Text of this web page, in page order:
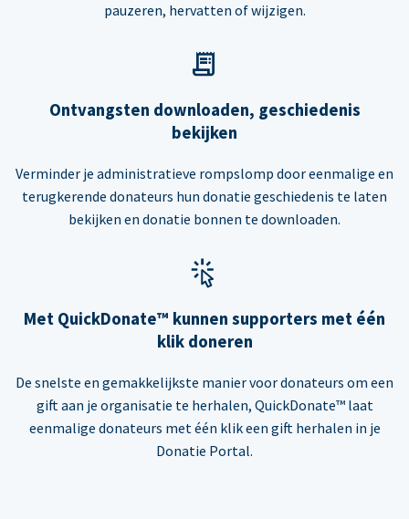
pauzeren, hervatten of wijzigen.
Ontvangsten downloaden, geschiedenis
bekijken
Verminder je administratieve rompslomp door eenmalige en
terugkerende donateurs hun donatie geschiedenis te laten
bekijken en donatie bonnen te downloaden.
Met QuickDonate™ kunnen supporters met één
klik doneren
De snelste en gemakkelijkste manier voor donateurs om een
gift aan je organisatie te herhalen, QuickDonate™ laat
eenmalige donateurs met één klik een gift herhalen in je
Donatie Portal.